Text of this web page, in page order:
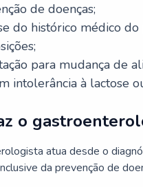
de doenças;
do histórico médico
para mudança de
intolerância à lactose
o
atua desde o
da prevenção de